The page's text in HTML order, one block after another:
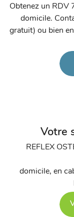
Obtenez un RDV
domicile.
gratuit) ou bien
Votre
REFLEX
domicile, en